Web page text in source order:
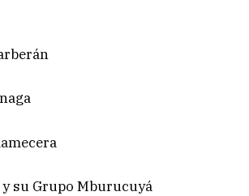
su Grupo Mburucuyá